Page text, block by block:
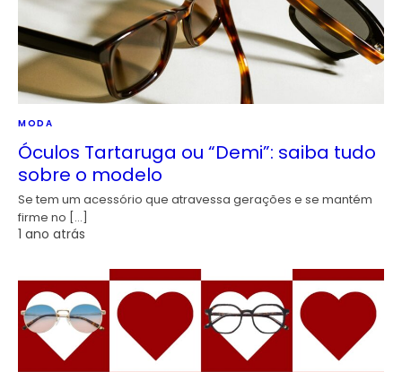
MODA
Óculos Tartaruga ou “Demi”: saiba tudo
sobre o modelo
Se tem um acessório que atravessa gerações e se mantém
firme no […]
1 ano atrás